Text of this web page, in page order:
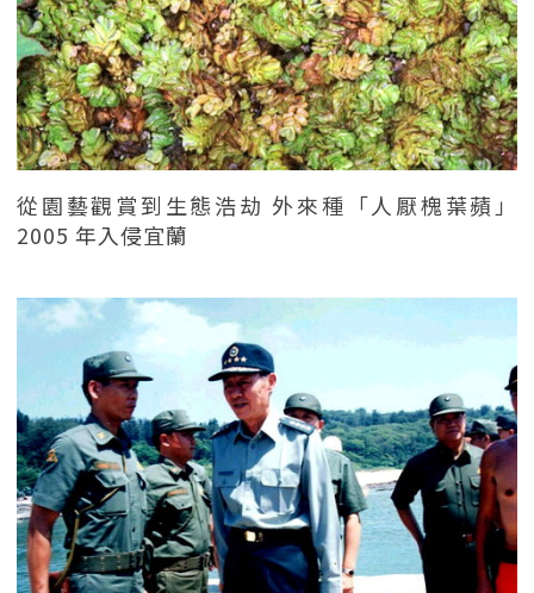
從園藝觀賞到生態浩劫 外來種「人厭槐葉蘋」
2005 年入侵宜蘭